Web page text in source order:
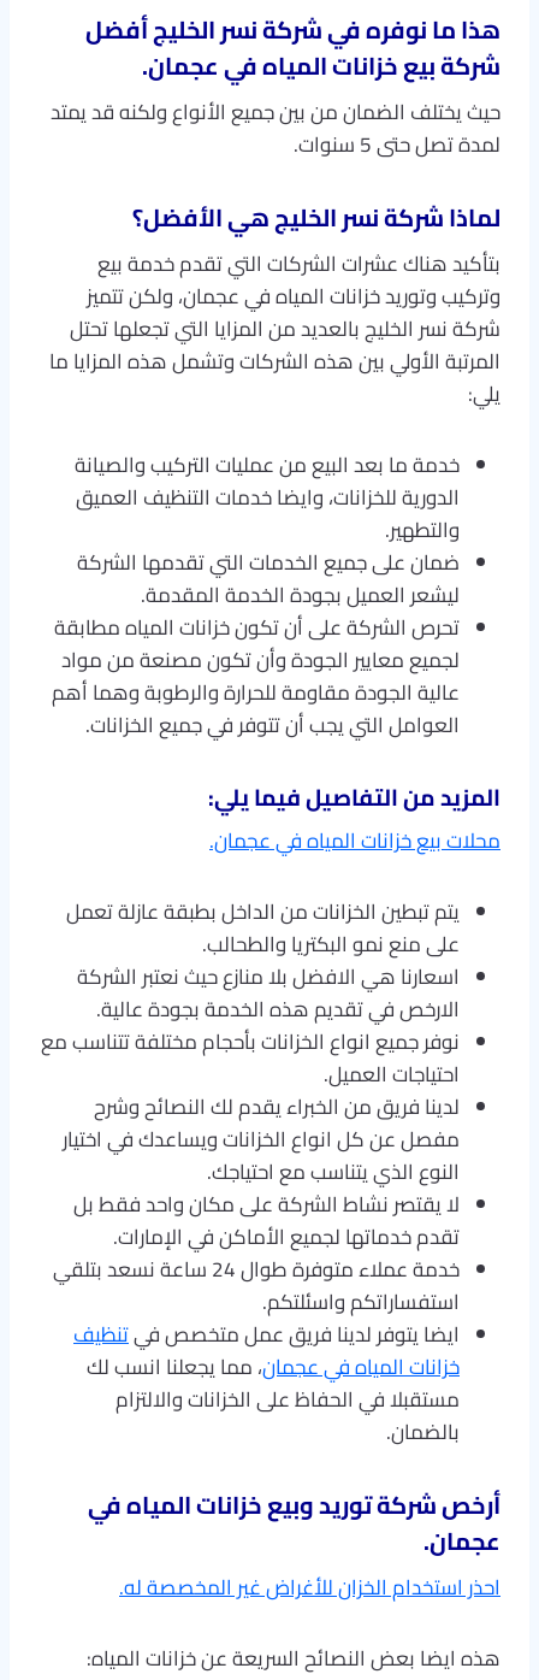
هذا ما نوفره في شركة نسر الخليج أفضل
شركة بيع خزانات المياه في عجمان.
حيث يختلف الضمان من بين جميع الأنواع ولكنه قد يمتد
لمدة تصل حتى 5 سنوات.
لماذا شركة نسر الخليج هي الأفضل؟
بتأكيد هناك عشرات الشركات التي تقدم خدمة بيع
وتركيب وتوريد خزانات المياه في عجمان، ولكن تتميز
شركة نسر الخليج بالعديد من المزايا التي تجعلها تحتل
المرتبة الأولي بين هذه الشركات وتشمل هذه المزايا ما
يلي:
خدمة ما بعد البيع من عمليات التركيب والصيانة
الدورية للخزانات، وايضا خدمات التنظيف العميق
والتطهير.
ضمان على جميع الخدمات التي تقدمها الشركة
ليشعر العميل بجودة الخدمة المقدمة.
تحرص الشركة على أن تكون خزانات المياه مطابقة
لجميع معايير الجودة وأن تكون مصنعة من مواد
عالية الجودة مقاومة للحرارة والرطوبة وهما أهم
العوامل التي يجب أن تتوفر في جميع الخزانات.
المزيد من التفاصيل فيما يلي:
محلات بيع خزانات المياه في عجمان.
يتم تبطين الخزانات من الداخل بطبقة عازلة تعمل
على منع نمو البكتريا والطحالب.
اسعارنا هي الافضل بلا منازع حيث نعتبر الشركة
الارخص في تقديم هذه الخدمة بجودة عالية.
نوفر جميع انواع الخزانات بأحجام مختلفة تتناسب مع
احتياجات العميل.
لدينا فريق من الخبراء يقدم لك النصائح وشرح
مفصل عن كل انواع الخزانات ويساعدك في اختيار
النوع الذي يتناسب مع احتياجك.
لا يقتصر نشاط الشركة على مكان واحد فقط بل
تقدم خدماتها لجميع الأماكن في الإمارات.
خدمة عملاء متوفرة طوال 24 ساعة نسعد بتلقي
استفساراتكم واسئلتكم.
ايضا يتوفر لدينا فريق عمل متخصص فيتنظيف
خزانات المياه في عجمان، مما يجعلنا انسب لك
مستقبلا في الحفاظ على الخزانات والالتزام
بالضمان.
أرخص شركة توريد وبيع خزانات المياه في
عجمان.
احذر استخدام الخزان للأغراض غير المخصصة له.
هذه ايضا بعض النصائح السريعة عن خزانات المياه: